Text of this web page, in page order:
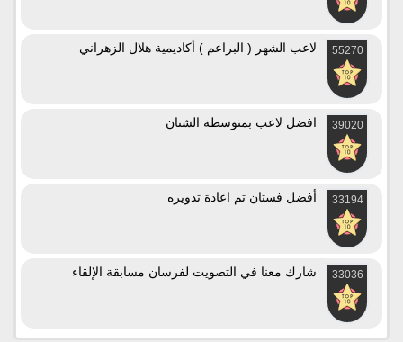
55270 لاعب الشهر ( البراعم ) أكاديمية هلال الزهراني
39020 افضل لاعب بمتوسطة الشنان
33194 أفضل فستان تم اعادة تدويره
33036 شارك معنا في التصويت لفرسان مسابقة الإلقاء